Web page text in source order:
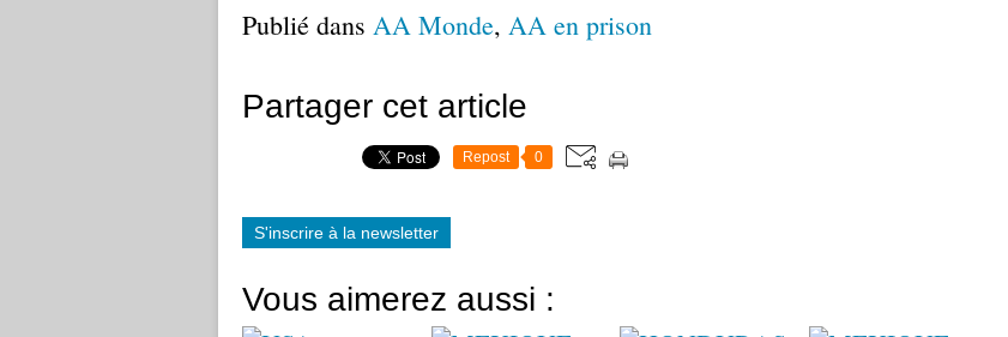
Publié dans AA Monde, AA en prison
Partager cet article
Repost 0
S'inscrire à la newsletter
Vous aimerez aussi :